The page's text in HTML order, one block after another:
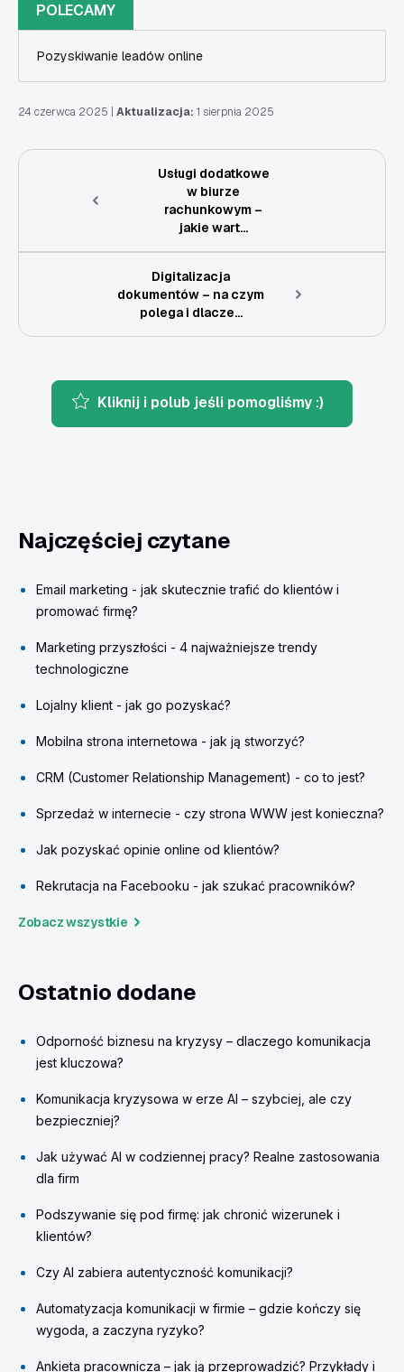
POLECAMY
Pozyskiwanie leadów online
24 czerwca 2025 Aktualizacja: 1 sierpnia 2025
Usługi dodatkowe
w biurze
rachunkowym –
jakie wart...
Digitalizacja
dokumentów – na czym
polega i dlacze...
Kliknij i polub jeśli pomogliśmy :)
Najczęściej czytane
Email marketing - jak skutecznie trafić do klientów i
promować firmę?
Marketing przyszłości - 4 najważniejsze trendy
technologiczne
Lojalny klient - jak go pozyskać?
Mobilna strona internetowa - jak ją stworzyć?
CRM (Customer Relationship Management) - co to jest?
Sprzedaż w internecie - czy strona WWW jest konieczna?
Jak pozyskać opinie online od klientów?
Rekrutacja na Facebooku - jak szukać pracowników?
Zobacz wszystkie
Ostatnio dodane
Odporność biznesu na kryzysy – dlaczego komunikacja
jest kluczowa?
Komunikacja kryzysowa w erze AI – szybciej, ale czy
bezpieczniej?
Jak używać AI w codziennej pracy? Realne zastosowania
dla firm
Podszywanie się pod firmę: jak chronić wizerunek i
klientów?
Czy AI zabiera autentyczność komunikacji?
Automatyzacja komunikacji w firmie – gdzie kończy się
wygoda, a zaczyna ryzyko?
Ankieta pracownicza – jak ją przeprowadzić? Przykłady i